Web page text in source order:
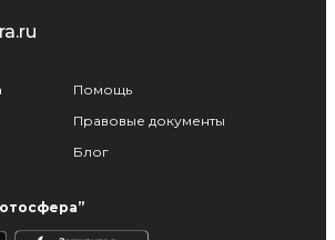
Помощь
Правовые документы
Блог